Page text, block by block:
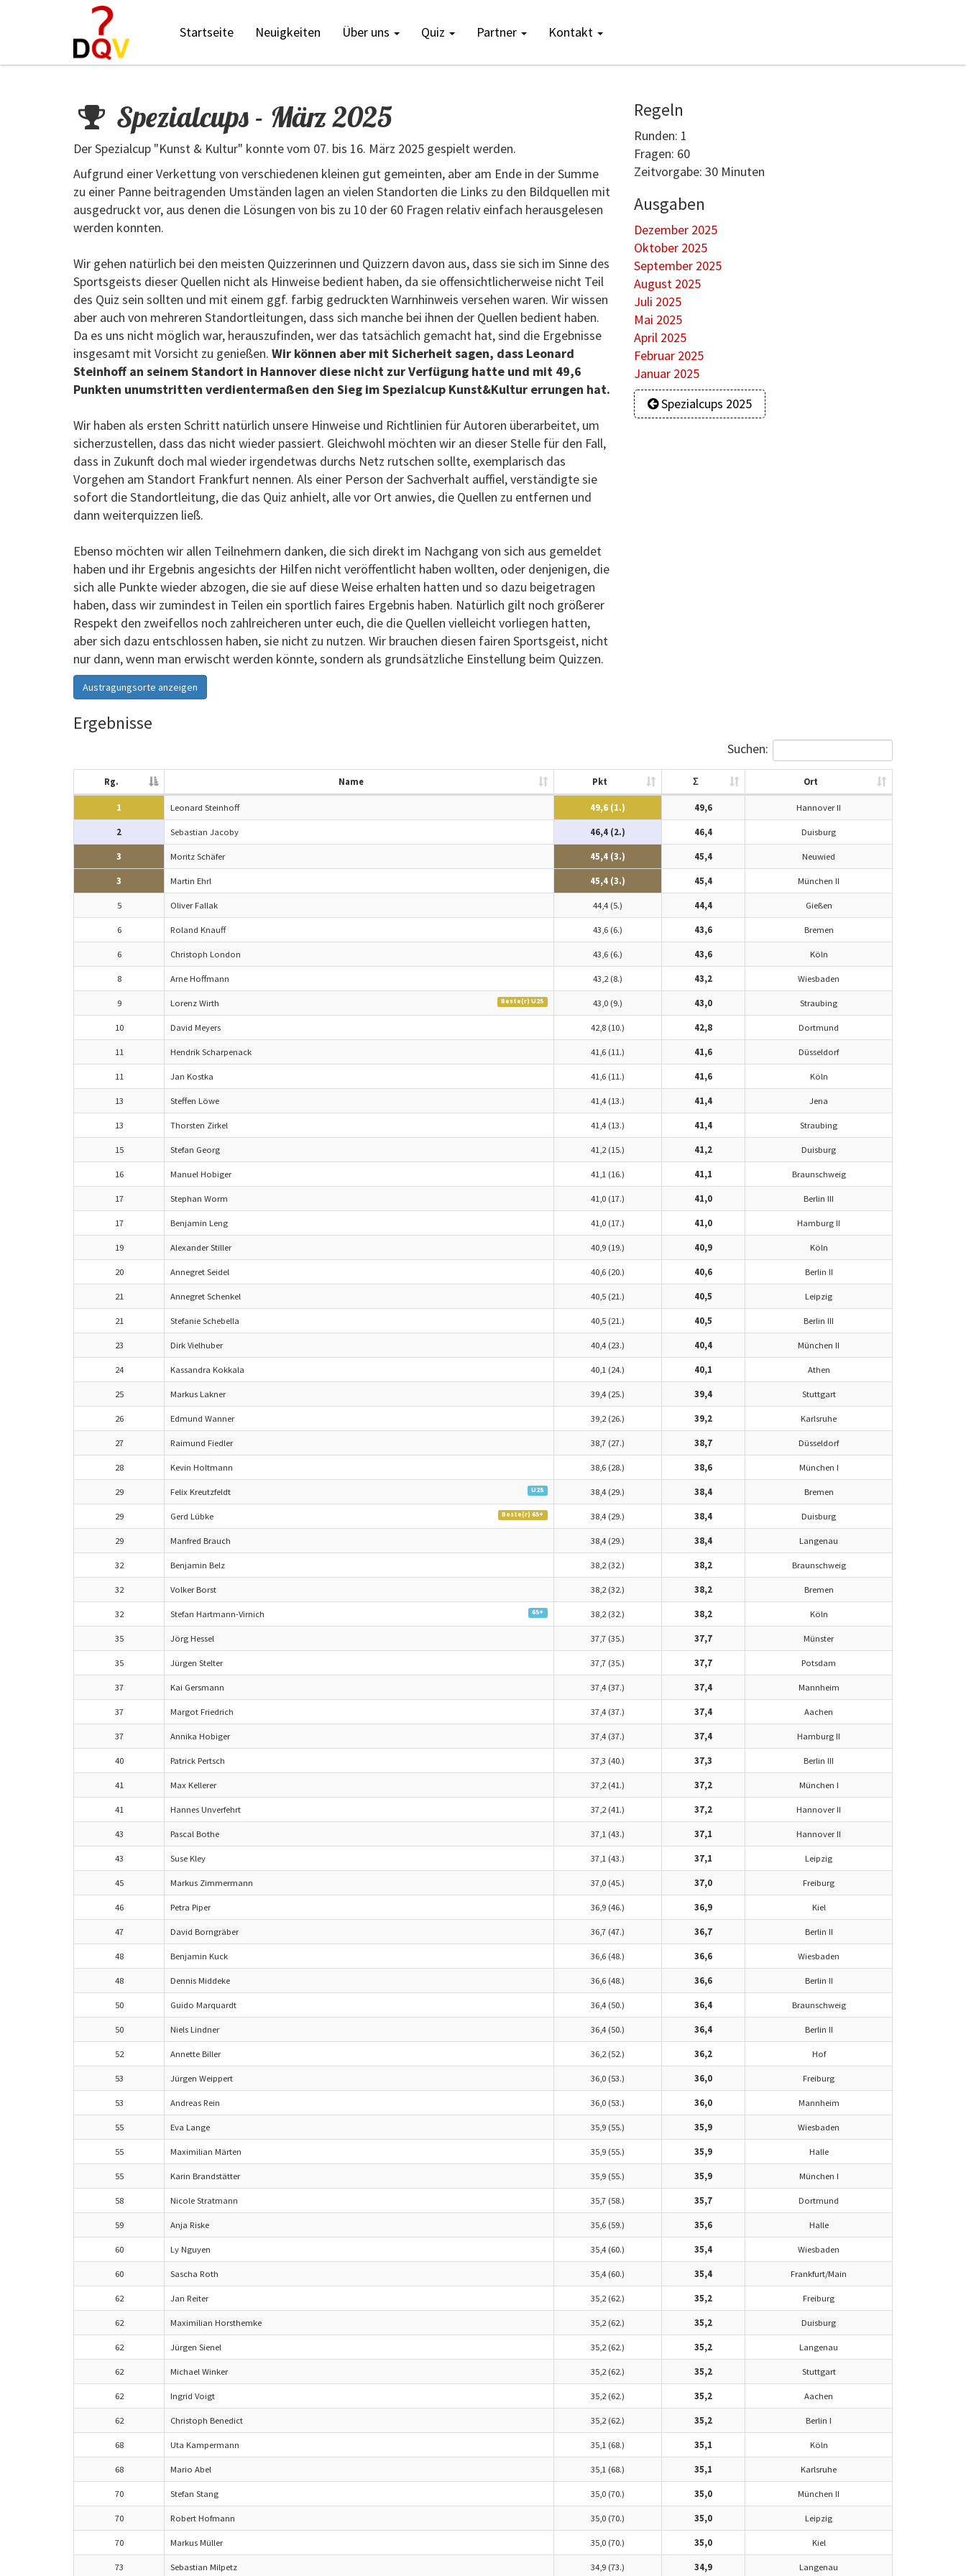
Startseite Neuigkeiten Über uns Quiz Partner Kontakt
Spezialcups - März 2025
Der Spezialcup "Kunst & Kultur" konnte vom 07. bis 16. März 2025 gespielt werden.
Aufgrund einer Verkettung von verschiedenen kleinen gut gemeinten, aber am Ende in der Summe
zu einer Panne beitragenden Umständen lagen an vielen Standorten die Links zu den Bildquellen mit
ausgedruckt vor, aus denen die Lösungen von bis zu 10 der 60 Fragen relativ einfach herausgelesen
werden konnten.
Wir gehen natürlich bei den meisten Quizzerinnen und Quizzern davon aus, dass sie sich im Sinne des
Sportsgeists dieser Quellen nicht als Hinweise bedient haben, da sie offensichtlicherweise nicht Teil
des Quiz sein sollten und mit einem ggf. farbig gedruckten Warnhinweis versehen waren. Wir wissen
aber auch von mehreren Standortleitungen, dass sich manche bei ihnen der Quellen bedient haben.
Da es uns nicht möglich war, herauszufinden, wer das tatsächlich gemacht hat, sind die Ergebnisse
insgesamt mit Vorsicht zu genießen. Wir können aber mit Sicherheit sagen, dass Leonard
Steinhoff an seinem Standort in Hannover diese nicht zur Verfügung hatte und mit 49,6
Punkten unumstritten verdientermaßen den Sieg im Spezialcup Kunst&Kultur errungen hat.
Wir haben als ersten Schritt natürlich unsere Hinweise und Richtlinien für Autoren überarbeitet, um
sicherzustellen, dass das nicht wieder passiert. Gleichwohl möchten wir an dieser Stelle für den Fall,
dass in Zukunft doch mal wieder irgendetwas durchs Netz rutschen sollte, exemplarisch das
Vorgehen am Standort Frankfurt nennen. Als einer Person der Sachverhalt auffiel, verständigte sie
sofort die Standortleitung, die das Quiz anhielt, alle vor Ort anwies, die Quellen zu entfernen und
dann weiterquizzen ließ.
Ebenso möchten wir allen Teilnehmern danken, die sich direkt im Nachgang von sich aus gemeldet
haben und ihr Ergebnis angesichts der Hilfen nicht veröffentlicht haben wollten, oder denjenigen, die
sich alle Punkte wieder abzogen, die sie auf diese Weise erhalten hatten und so dazu beigetragen
haben, dass wir zumindest in Teilen ein sportlich faires Ergebnis haben. Natürlich gilt noch größerer
Respekt den zweifellos noch zahlreicheren unter euch, die die Quellen vielleicht vorliegen hatten,
aber sich dazu entschlossen haben, sie nicht zu nutzen. Wir brauchen diesen fairen Sportsgeist, nicht
nur dann, wenn man erwischt werden könnte, sondern als grundsätzliche Einstellung beim Quizzen.
Austragungsorte anzeigen
Regeln
Runden: 1
Fragen: 60
Zeitvorgabe: 30 Minuten
Ausgaben
Dezember 2025
Oktober 2025
September 2025
August 2025
Juli 2025
Mai 2025
April 2025
Februar 2025
Januar 2025
Spezialcups 2025
Ergebnisse
Suchen:
Rg. Name Pkt Σ Ort
1 Leonard Steinhoff 49,6 (1.) 49,6 Hannover II
2 Sebastian Jacoby 46,4 (2.) 46,4 Duisburg
3 Moritz Schäfer 45,4 (3.) 45,4 Neuwied
3 Martin Ehrl 45,4 (3.) 45,4 München II
5 Oliver Fallak 44,4 (5.) 44,4 Gießen
6 Roland Knauff 43,6 (6.) 43,6 Bremen
6 Christoph London 43,6 (6.) 43,6 Köln
8 Arne Hoffmann 43,2 (8.) 43,2 Wiesbaden
9 Lorenz Wirth Beste(r) U25 43,0 (9.) 43,0 Straubing
10 David Meyers 42,8 (10.) 42,8 Dortmund
11 Hendrik Scharpenack 41,6 (11.) 41,6 Düsseldorf
11 Jan Kostka 41,6 (11.) 41,6 Köln
13 Steffen Löwe 41,4 (13.) 41,4 Jena
13 Thorsten Zirkel 41,4 (13.) 41,4 Straubing
15 Stefan Georg 41,2 (15.) 41,2 Duisburg
16 Manuel Hobiger 41,1 (16.) 41,1 Braunschweig
17 Stephan Worm 41,0 (17.) 41,0 Berlin III
17 Benjamin Leng 41,0 (17.) 41,0 Hamburg II
19 Alexander Stiller 40,9 (19.) 40,9 Köln
20 Annegret Seidel 40,6 (20.) 40,6 Berlin II
21 Annegret Schenkel 40,5 (21.) 40,5 Leipzig
21 Stefanie Schebella 40,5 (21.) 40,5 Berlin III
23 Dirk Vielhuber 40,4 (23.) 40,4 München II
24 Kassandra Kokkala 40,1 (24.) 40,1 Athen
25 Markus Lakner 39,4 (25.) 39,4 Stuttgart
26 Edmund Wanner 39,2 (26.) 39,2 Karlsruhe
27 Raimund Fiedler 38,7 (27.) 38,7 Düsseldorf
28 Kevin Holtmann 38,6 (28.) 38,6 München I
29 Felix Kreutzfeldt U25 38,4 (29.) 38,4 Bremen
29 Gerd Lübke Beste(r) 65+ 38,4 (29.) 38,4 Duisburg
29 Manfred Brauch 38,4 (29.) 38,4 Langenau
32 Benjamin Belz 38,2 (32.) 38,2 Braunschweig
32 Volker Borst 38,2 (32.) 38,2 Bremen
32 Stefan Hartmann-Virnich 65+ 38,2 (32.) 38,2 Köln
35 Jörg Hessel 37,7 (35.) 37,7 Münster
35 Jürgen Stelter 37,7 (35.) 37,7 Potsdam
37 Kai Gersmann 37,4 (37.) 37,4 Mannheim
37 Margot Friedrich 37,4 (37.) 37,4 Aachen
37 Annika Hobiger 37,4 (37.) 37,4 Hamburg II
40 Patrick Pertsch 37,3 (40.) 37,3 Berlin III
41 Max Kellerer 37,2 (41.) 37,2 München I
41 Hannes Unverfehrt 37,2 (41.) 37,2 Hannover II
43 Pascal Bothe 37,1 (43.) 37,1 Hannover II
43 Suse Kley 37,1 (43.) 37,1 Leipzig
45 Markus Zimmermann 37,0 (45.) 37,0 Freiburg
46 Petra Piper 36,9 (46.) 36,9 Kiel
47 David Borngräber 36,7 (47.) 36,7 Berlin II
48 Benjamin Kuck 36,6 (48.) 36,6 Wiesbaden
48 Dennis Middeke 36,6 (48.) 36,6 Berlin II
50 Guido Marquardt 36,4 (50.) 36,4 Braunschweig
50 Niels Lindner 36,4 (50.) 36,4 Berlin II
52 Annette Biller 36,2 (52.) 36,2 Hof
53 Jürgen Weippert 36,0 (53.) 36,0 Freiburg
53 Andreas Rein 36,0 (53.) 36,0 Mannheim
55 Eva Lange 35,9 (55.) 35,9 Wiesbaden
55 Maximilian Märten 35,9 (55.) 35,9 Halle
55 Karin Brandstätter 35,9 (55.) 35,9 München I
58 Nicole Stratmann 35,7 (58.) 35,7 Dortmund
59 Anja Riske 35,6 (59.) 35,6 Halle
60 Ly Nguyen 35,4 (60.) 35,4 Wiesbaden
60 Sascha Roth 35,4 (60.) 35,4 Frankfurt/Main
62 Jan Reiter 35,2 (62.) 35,2 Freiburg
62 Maximilian Horsthemke 35,2 (62.) 35,2 Duisburg
62 Jürgen Sienel 35,2 (62.) 35,2 Langenau
62 Michael Winker 35,2 (62.) 35,2 Stuttgart
62 Ingrid Voigt 35,2 (62.) 35,2 Aachen
62 Christoph Benedict 35,2 (62.) 35,2 Berlin I
68 Uta Kampermann 35,1 (68.) 35,1 Köln
68 Mario Abel 35,1 (68.) 35,1 Karlsruhe
70 Stefan Stang 35,0 (70.) 35,0 München II
70 Robert Hofmann 35,0 (70.) 35,0 Leipzig
70 Markus Müller 35,0 (70.) 35,0 Kiel
73 Sebastian Milpetz 34,9 (73.) 34,9 Langenau